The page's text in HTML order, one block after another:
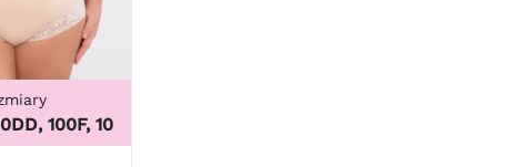
8XL, 9XL
100F, 100G, 100H, 100I, 100J, 100K, 105B, 105C, 105D,